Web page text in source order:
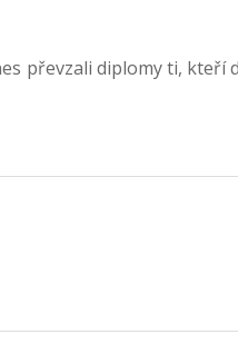
převzali diplomy ti, kteří